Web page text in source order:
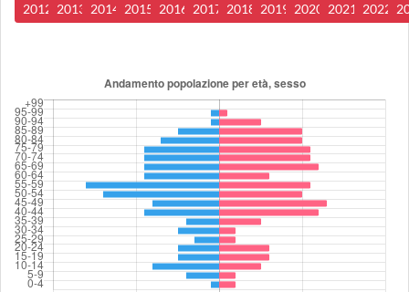
2012 2013 2014 2015 2016 2017 2018 2019 2020 2021 2022